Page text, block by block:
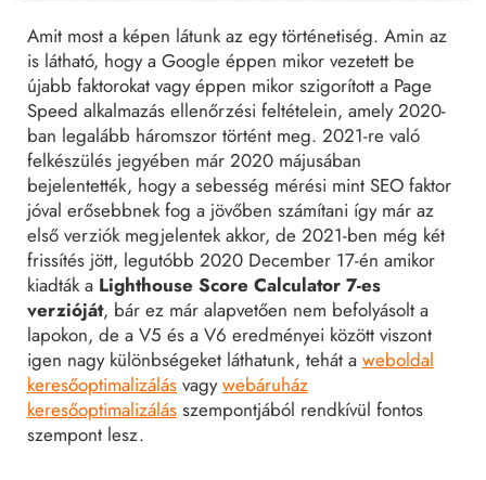
Amit most a képen látunk az egy történetiség. Amin az
is látható, hogy a Google éppen mikor vezetett be
újabb faktorokat vagy éppen mikor szigorított a Page
Speed alkalmazás ellenőrzési feltételein, amely 2020-
ban legalább háromszor történt meg. 2021-re való
felkészülés jegyében már 2020 májusában
bejelentették, hogy a sebesség mérési mint SEO faktor
jóval erősebbnek fog a jövőben számítani így már az
első verziók megjelentek akkor, de 2021-ben még két
frissítés jött, legutóbb 2020 December 17-én amikor
kiadták a Lighthouse Score Calculator 7-es
verzióját, bár ez már alapvetően nem befolyásolt a
lapokon, de a V5 és a V6 eredményei között viszont
igen nagy különbségeket láthatunk, tehát a weboldal
keresőoptimalizálásvagywebáruház
keresőoptimalizálásszempontjából rendkívül fontos
szempont lesz.